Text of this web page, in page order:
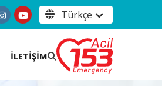
İLETİŞİM